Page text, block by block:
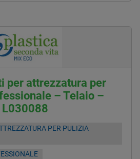
per attrezzatura per
– Telaio –
L030088
PER PULIZIA